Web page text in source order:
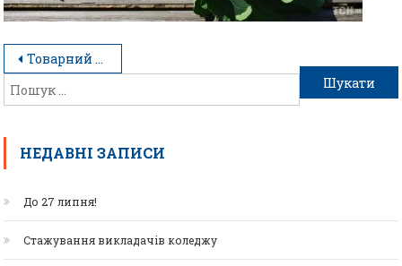
Товарний калейдоскоп
НЕДАВНІ ЗАПИСИ
До 27 липня!
Стажування викладачів коледжу